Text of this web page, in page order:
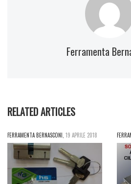
Ferramenta
RELATED ARTICLES
FERRAMENTA BERNASCONI, 19 APRILE 2018